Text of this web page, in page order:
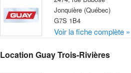
Jonquière (Québec)
G7S 1B4
Voir la fiche complète »
Location Guay Trois-Rivières